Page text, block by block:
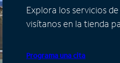
Explora los servicios
visítanos en la tienda
Programa una cita